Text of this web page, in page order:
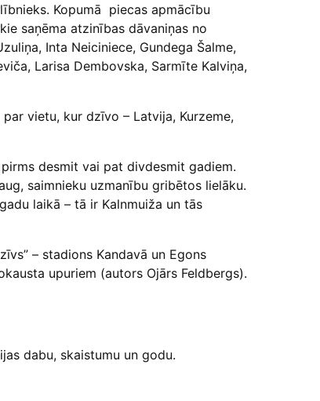
Kopumā piecas apmācību
saņēma atzinības dāvaniņas no
Inta Neiciniece, Gundega Šalme,
Larisa Dembovska, Sarmīte Kalviņa,
vietu, kur dzīvo – Latvija, Kurzeme,
desmit vai pat divdesmit gadiem.
saimnieku uzmanību gribētos lielāku.
laikā – tā ir Kalnmuiža un tās
– stadions Kandavā un Egons
upuriem (autors Ojārs Feldbergs).
dabu, skaistumu un godu.